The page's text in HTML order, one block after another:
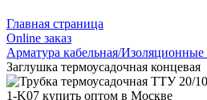
Главная страница
Оnline заказ
Арматура кабельная/
Заглушка термоусадочная концевая